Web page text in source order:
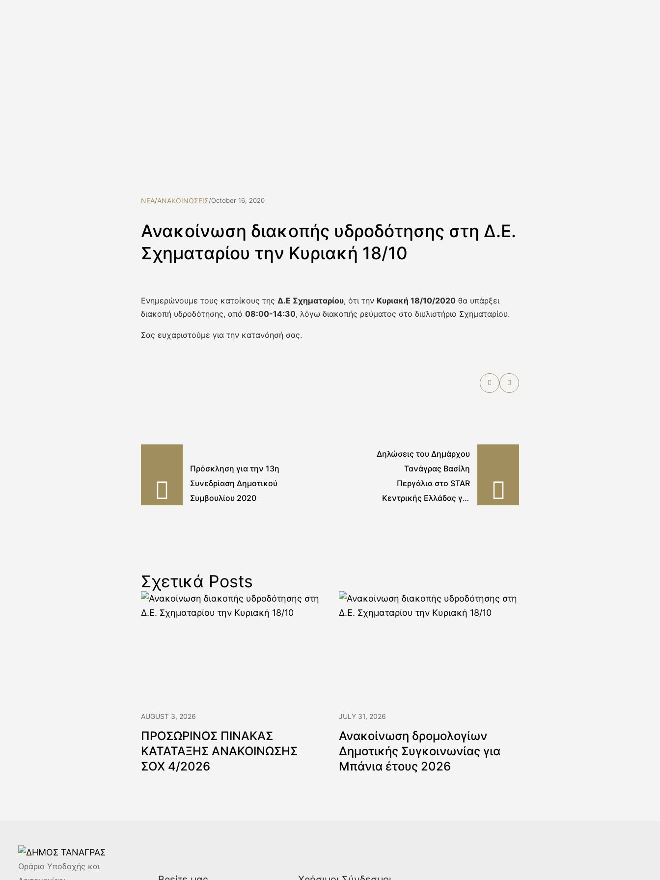
NEA/ΑΝΑΚΟΙΝΩΣΕΙΣ/October 16, 2020
Ανακοίνωση διακοπής υδροδότησης στη Δ.Ε.
Σχηματαρίου την Κυριακή 18/10
Ενημερώνουμε τους κατοίκους της Δ.Ε Σχηματαρίου, ότι την Κυριακή 18/10/2020 θα υπάρξει
διακοπή υδροδότησης, από 08:00-14:30, λόγω διακοπής ρεύματος στο διυλιστήριο Σχηματαρίου.
Σας ευχαριστούμε για την κατανόησή σας.
Πρόσκληση για την 13η
Συνεδρίαση Δημοτικού
Συμβουλίου 2020
Δηλώσεις του Δημάρχου
Τανάγρας Βασίλη
Περγάλια στο STAR
Κεντρικής Ελλάδας για
Σχετικά Posts
AUGUST 3, 2026
ΠΡΟΣΩΡΙΝΟΣ ΠΙΝΑΚΑΣ
ΚΑΤΑΤΑΞΗΣ ΑΝΑΚΟΙΝΩΣΗΣ
ΣΟΧ 4/2026
JULY 31, 2026
Ανακοίνωση δρομολογίων
Δημοτικής Συγκοινωνίας για
Μπάνια έτους 2026
Ωράριο Υποδοχής και